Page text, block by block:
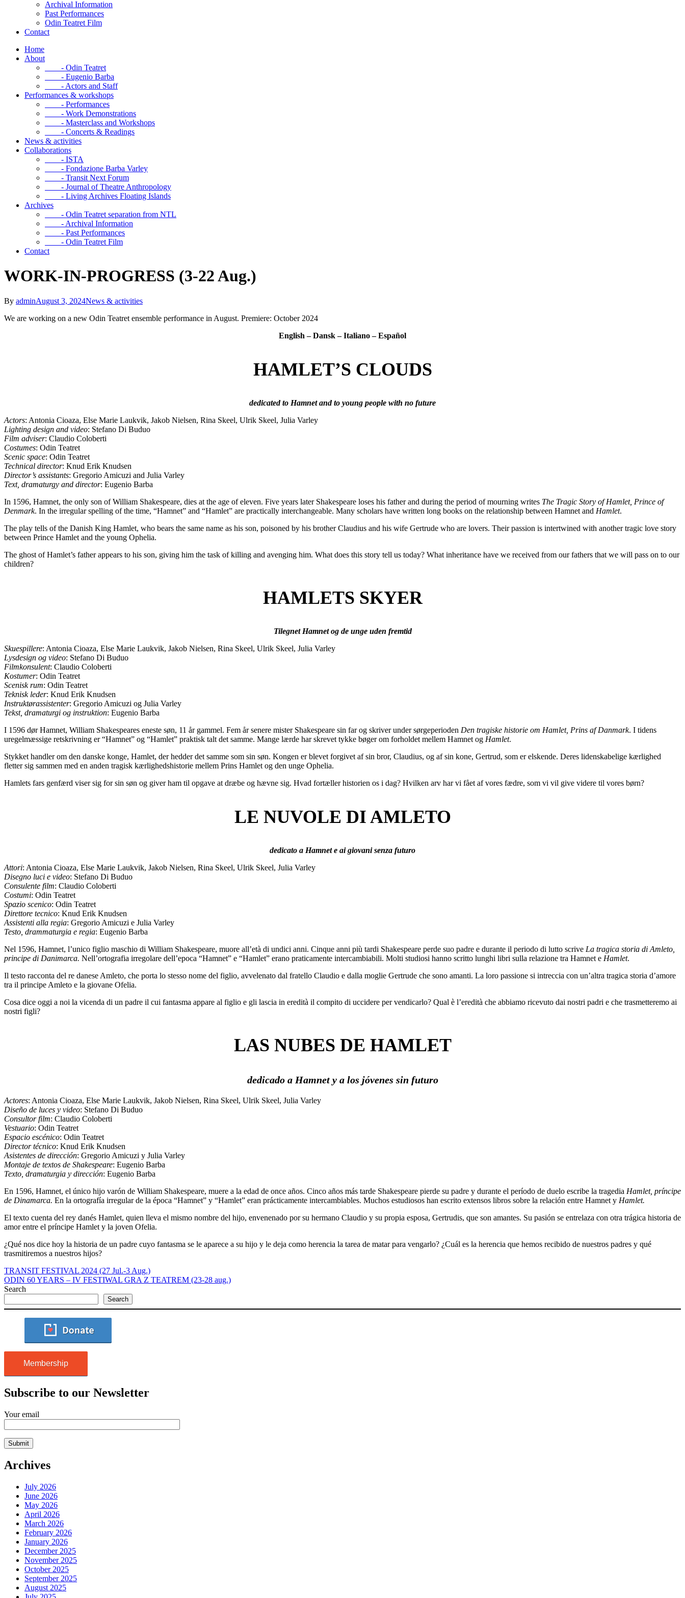
Archival Information
Past Performances
Odin Teatret Film
Contact
Home
About
- Odin Teatret
- Eugenio Barba
- Actors and Staff
Performances & workshops
- Performances
- Work Demonstrations
- Masterclass and Workshops
- Concerts & Readings
News & activities
Collaborations
- ISTA
- Fondazione Barba Varley
- Transit Next Forum
- Journal of Theatre Anthropology
- Living Archives Floating Islands
Archives
- Odin Teatret separation from NTL
- Archival Information
- Past Performances
- Odin Teatret Film
Contact
WORK-IN-PROGRESS (3-22 Aug.)
By adminAugust 3, 2024News & activities
We are working on a new Odin Teatret ensemble performance in August. Premiere: October 2024
English – Dansk – Italiano – Español
HAMLET’S CLOUDS
dedicated to Hamnet and to young people with no future
Actors: Antonia Cioaza, Else Marie Laukvik, Jakob Nielsen, Rina Skeel, Ulrik Skeel, Julia Varley
Lighting design and video: Stefano Di Buduo
Film adviser: Claudio Coloberti
Costumes: Odin Teatret
Scenic space: Odin Teatret
Technical director: Knud Erik Knudsen
Director’s assistants: Gregorio Amicuzi and Julia Varley
Text, dramaturgy and director: Eugenio Barba
In 1596, Hamnet, the only son of William Shakespeare, dies at the age of eleven. Five years later Shakespeare loses his father and during the period of mourning writes The Tragic Story of Hamlet, Prince of
Denmark. In the irregular spelling of the time, “Hamnet” and “Hamlet” are practically interchangeable. Many scholars have written long books on the relationship between Hamnet and Hamlet.
The play tells of the Danish King Hamlet, who bears the same name as his son, poisoned by his brother Claudius and his wife Gertrude who are lovers. Their passion is intertwined with another tragic love story
between Prince Hamlet and the young Ophelia.
The ghost of Hamlet’s father appears to his son, giving him the task of killing and avenging him. What does this story tell us today? What inheritance have we received from our fathers that we will pass on to our
children?
HAMLETS SKYER
Tilegnet Hamnet og de unge uden fremtid
Skuespillere: Antonia Cioaza, Else Marie Laukvik, Jakob Nielsen, Rina Skeel, Ulrik Skeel, Julia Varley
Lysdesign og video: Stefano Di Buduo
Filmkonsulent: Claudio Coloberti
Kostumer: Odin Teatret
Scenisk rum: Odin Teatret
Teknisk leder: Knud Erik Knudsen
Instruktørassistenter: Gregorio Amicuzi og Julia Varley
Tekst, dramaturgi og instruktion: Eugenio Barba
I 1596 dør Hamnet, William Shakespeares eneste søn, 11 år gammel. Fem år senere mister Shakespeare sin far og skriver under sørgeperioden Den tragiske historie om Hamlet, Prins af Danmark. I tidens
uregelmæssige retskrivning er “Hamnet” og “Hamlet” praktisk talt det samme. Mange lærde har skrevet tykke bøger om forholdet mellem Hamnet og Hamlet.
Stykket handler om den danske konge, Hamlet, der hedder det samme som sin søn. Kongen er blevet forgivet af sin bror, Claudius, og af sin kone, Gertrud, som er elskende. Deres lidenskabelige kærlighed
fletter sig sammen med en anden tragisk kærlighedshistorie mellem Prins Hamlet og den unge Ophelia.
Hamlets fars genfærd viser sig for sin søn og giver ham til opgave at dræbe og hævne sig. Hvad fortæller historien os i dag? Hvilken arv har vi fået af vores fædre, som vi vil give videre til vores børn?
LE NUVOLE DI AMLETO
dedicato a Hamnet e ai giovani senza futuro
Attori: Antonia Cioaza, Else Marie Laukvik, Jakob Nielsen, Rina Skeel, Ulrik Skeel, Julia Varley
Disegno luci e video: Stefano Di Buduo
Consulente film: Claudio Coloberti
Costumi: Odin Teatret
Spazio scenico: Odin Teatret
Direttore tecnico: Knud Erik Knudsen
Assistenti alla regia: Gregorio Amicuzi e Julia Varley
Testo, drammaturgia e regia: Eugenio Barba
Nel 1596, Hamnet, l’unico figlio maschio di William Shakespeare, muore all’età di undici anni. Cinque anni più tardi Shakespeare perde suo padre e durante il periodo di lutto scrive La tragica storia di Amleto,
principe di Danimarca. Nell’ortografia irregolare dell’epoca “Hamnet” e “Hamlet” erano praticamente intercambiabili. Molti studiosi hanno scritto lunghi libri sulla relazione tra Hamnet e Hamlet.
Il testo racconta del re danese Amleto, che porta lo stesso nome del figlio, avvelenato dal fratello Claudio e dalla moglie Gertrude che sono amanti. La loro passione si intreccia con un’altra tragica storia d’amore
tra il principe Amleto e la giovane Ofelia.
Cosa dice oggi a noi la vicenda di un padre il cui fantasma appare al figlio e gli lascia in eredità il compito di uccidere per vendicarlo? Qual è l’eredità che abbiamo ricevuto dai nostri padri e che trasmetteremo ai
nostri figli?
LAS NUBES DE HAMLET
dedicado a Hamnet y a los jóvenes sin futuro
Actores: Antonia Cioaza, Else Marie Laukvik, Jakob Nielsen, Rina Skeel, Ulrik Skeel, Julia Varley
Diseño de luces y video: Stefano Di Buduo
Consultor film: Claudio Coloberti
Vestuario: Odin Teatret
Espacio escénico: Odin Teatret
Director técnico: Knud Erik Knudsen
Asistentes de dirección: Gregorio Amicuzi y Julia Varley
Montaje de textos de Shakespeare: Eugenio Barba
Texto, dramaturgia y dirección: Eugenio Barba
En 1596, Hamnet, el único hijo varón de William Shakespeare, muere a la edad de once años. Cinco años más tarde Shakespeare pierde su padre y durante el período de duelo escribe la tragedia Hamlet, príncipe
de Dinamarca. En la ortografía irregular de la época “Hamnet” y “Hamlet” eran prácticamente intercambiables. Muchos estudiosos han escrito extensos libros sobre la relación entre Hamnet y Hamlet.
El texto cuenta del rey danés Hamlet, quien lleva el mismo nombre del hijo, envenenado por su hermano Claudio y su propia esposa, Gertrudis, que son amantes. Su pasión se entrelaza con otra trágica historia de
amor entre el príncipe Hamlet y la joven Ofelia.
¿Qué nos dice hoy la historia de un padre cuyo fantasma se le aparece a su hijo y le deja como herencia la tarea de matar para vengarlo? ¿Cuál es la herencia que hemos recibido de nuestros padres y qué
trasmitiremos a nuestros hijos?
TRANSIT FESTIVAL 2024 (27 Jul.-3 Aug.)
ODIN 60 YEARS – IV FESTIWAL GRA Z TEATREM (23-28 aug.)
Search
Search
Membership
Subscribe to our Newsletter
Your email
Archives
July 2026
June 2026
May 2026
April 2026
March 2026
February 2026
January 2026
December 2025
November 2025
October 2025
September 2025
August 2025